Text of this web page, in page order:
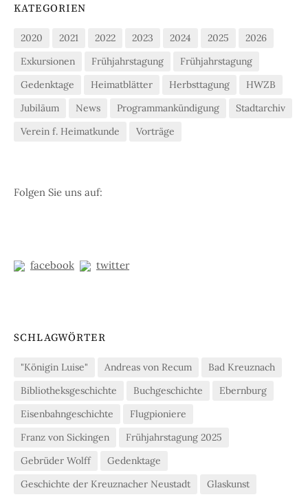
KATEGORIEN
2020 2021 2022 2023 2024 2025
2026
Exkursionen
Frühjahrstagung
Frühjahrstagung
Gedenktage
Heimatblätter Herbsttagung
HWZB
Jubiläum
News Programmankündigung
Stadtarchiv
Verein f. Heimatkunde
Vorträge
Folgen Sie uns auf:
facebook twitter
SCHLAGWÖRTER
"Königin Luise" Andreas von Recum
Bad Kreuznach
Bibliotheksgeschichte
Buchgeschichte
Ebernburg
Eisenbahngeschichte
Flugpioniere
Franz von Sickingen
Frühjahrstagung 2025
Gebrüder Wolff
Gedenktage
Geschichte der Kreuznacher Neustadt
Glaskunst